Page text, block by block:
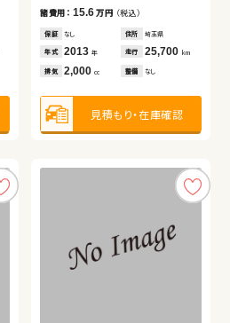
諸費用： 15.6万円 （税込）
保証 なし 住所 埼玉県
年式 2013年 走行 25,700 km
排気 2,000cc 整備 なし
見積もり・在庫確認
諸費用： 11.6万円 （税込）
保証 あり 住所 埼玉県
年式 2016年 走行 71,100 km
排気 1,600cc 整備 法定整備付
見積もり・在庫確認
215.0万円
車両本体価格
諸費用：4.3 万円 （税込）
保証 あり 住所 福岡県
排気 660 整備 法定整備付